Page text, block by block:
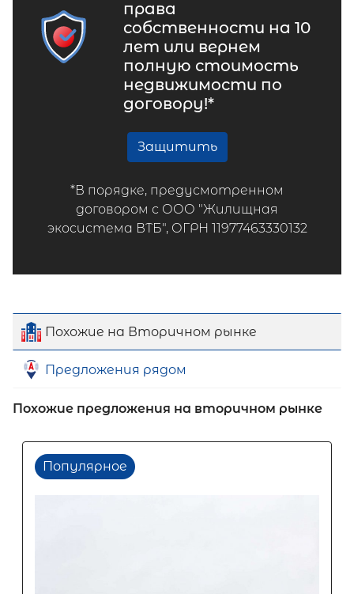
права
собственности на 10
лет или вернем
полную стоимость
недвижимости по
договору!*
Защитить
*В порядке, предусмотренном
договором с ООО "Жилищная
экосистема ВТБ", ОГРН 11977463330132
Похожие на Вторичном рынке
Предложения рядом
Похожие предложения на вторичном рынке
Популярное